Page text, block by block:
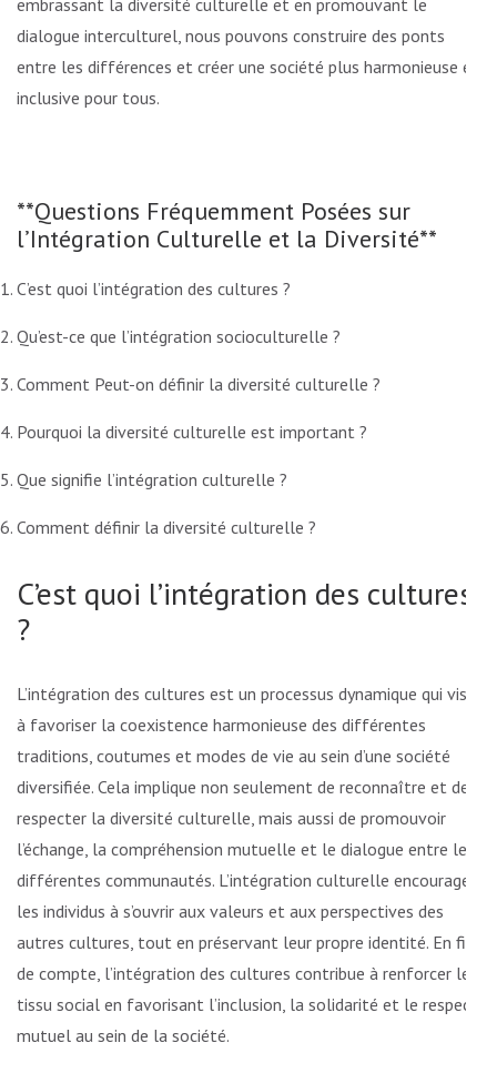
dialogue interculturel, nous pouvons construire des ponts
entre les différences et créer une société plus harmonieuse et
inclusive pour tous.
**Questions Fréquemment Posées sur
l’Intégration Culturelle et la Diversité**
C’est quoi l’intégration des cultures ?
Qu’est-ce que l’intégration socioculturelle ?
Comment Peut-on définir la diversité culturelle ?
Pourquoi la diversité culturelle est important ?
Que signifie l’intégration culturelle ?
Comment définir la diversité culturelle ?
C’est quoi l’intégration des cultures
?
L’intégration des cultures est un processus dynamique qui vise
à favoriser la coexistence harmonieuse des différentes
traditions, coutumes et modes de vie au sein d’une société
diversifiée. Cela implique non seulement de reconnaître et de
respecter la diversité culturelle, mais aussi de promouvoir
l’échange, la compréhension mutuelle et le dialogue entre les
différentes communautés. L’intégration culturelle encourage
les individus à s’ouvrir aux valeurs et aux perspectives des
autres cultures, tout en préservant leur propre identité. En fin
de compte, l’intégration des cultures contribue à renforcer le
tissu social en favorisant l’inclusion, la solidarité et le respect
mutuel au sein de la société.